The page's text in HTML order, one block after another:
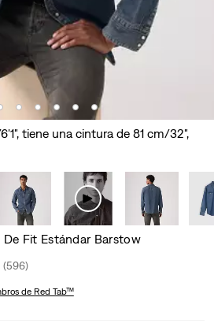
tiene una cintura de 81 cm/32",
De Fit Estándar Barstow
(596)
de Red Tab™